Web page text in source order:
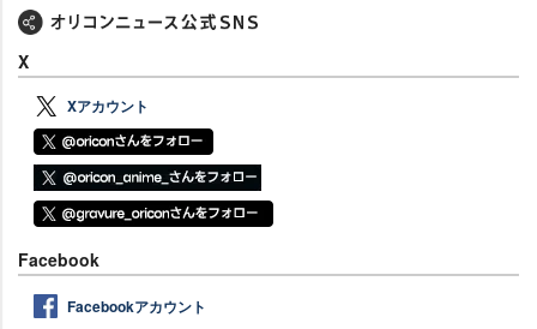
X
Xアカウント
Facebook
Facebookアカウント